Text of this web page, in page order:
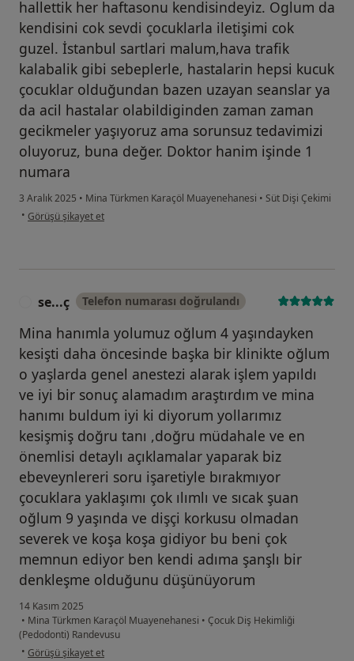
hallettik her haftasonu kendisindeyiz. Oglum da
kendisini cok sevdi çocuklarla iletişimi cok
guzel. İstanbul sartlari malum,hava trafik
kalabalik gibi sebeplerle, hastalarin hepsi kucuk
çocuklar olduğundan bazen uzayan seanslar ya
da acil hastalar olabildiginden zaman zaman
gecikmeler yaşıyoruz ama sorunsuz tedavimizi
oluyoruz, buna değer. Doktor hanim işinde 1
numara
3 Aralık 2025 • Mina Türkmen Karaçöl Muayenehanesi • Süt Dişi Çekimi
• kullanıcının görüşüne göre di...n
Görüşü şikayet et
se...ç Telefon numarası doğrulandı
Mina hanımla yolumuz oğlum 4 yaşındayken
kesişti daha öncesinde başka bir klinikte oğlum
o yaşlarda genel anestezi alarak işlem yapıldı
ve iyi bir sonuç alamadım araştırdım ve mina
hanımı buldum iyi ki diyorum yollarımız
kesişmiş doğru tanı ,doğru müdahale ve en
önemlisi detaylı açıklamalar yaparak biz
ebeveynlereri soru işaretiyle bırakmıyor
çocuklara yaklaşımı çok ılımlı ve sıcak şuan
oğlum 9 yaşında ve dişçi korkusu olmadan
severek ve koşa koşa gidiyor bu beni çok
memnun ediyor ben kendi adıma şanşlı bir
denkleşme olduğunu düşünüyorum
14 Kasım 2025
• Mina Türkmen Karaçöl Muayenehanesi • Çocuk Diş Hekimliği
(Pedodonti) Randevusu
• kullanıcının görüşüne göre se...ç
Görüşü şikayet et